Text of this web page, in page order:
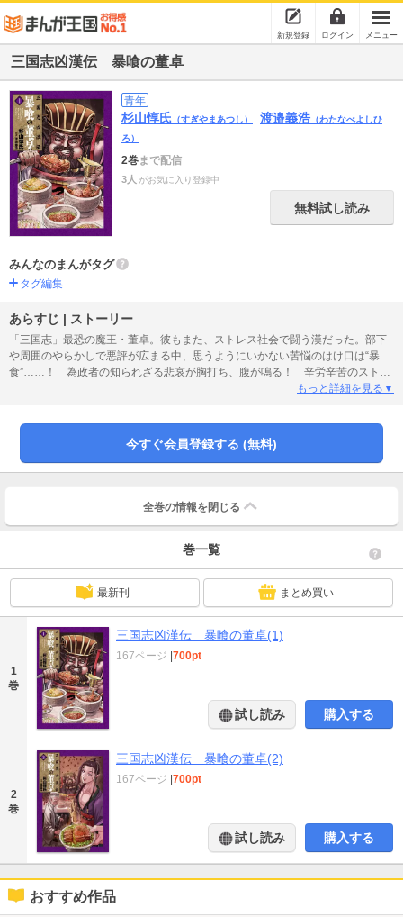
新規登録 ログイン メニュー
三国志凶漢伝 暴喰の董卓
青年
杉山惇氏 （すぎやまあつし） 渡邉義浩 （わたなべよしひ
ろ）
2巻まで配信
3人 がお気に入り登録中
無料試し読み
みんなのまんがタグ
タグ編集
あらすじ | ストーリー
「三国志」最恐の魔王・董卓。彼もまた、ストレス社会で闘う漢だった。部下
や周囲のやらかしで悪評が広まる中、思うようにいかない苦悩のはけ口は“暴
食”……！ 為政者の知られざる悲哀が胸打ち、腹が鳴る！ 辛労辛苦のストレ
スライフストーリー、開幕!! 早稲田大学の渡邉義浩教授による解説コラム付
もっと詳細を見る▼
今すぐ会員登録する (無料)
全巻の情報を 閉じる
巻一覧
最新刊 まとめ買い
1
巻
三国志凶漢伝 暴喰の董卓(1)
167ページ |700pt
試し読み 購入する
2
巻
三国志凶漢伝 暴喰の董卓(2)
167ページ |700pt
試し読み 購入する
おすすめ作品